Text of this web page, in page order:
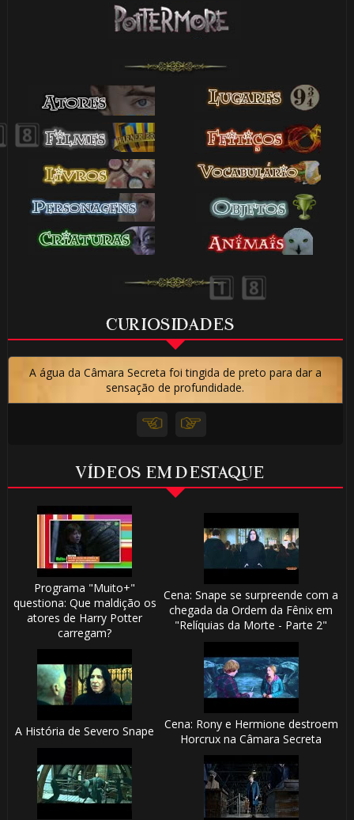
CURIOSIDADES
A água da Câmara Secreta foi tingida de preto para dar a
sensação de profundidade.
VÍDEOS EM DESTAQUE
Programa "Muito+"
questiona: Que maldição os
atores de Harry Potter
carregam?
Cena: Snape se surpreende com a
chegada da Ordem da Fênix em
"Relíquias da Morte - Parte 2"
A História de Severo Snape
Cena: Rony e Hermione destroem
Horcrux na Câmara Secreta
🎂
🎂
🎂
🎂
🎂